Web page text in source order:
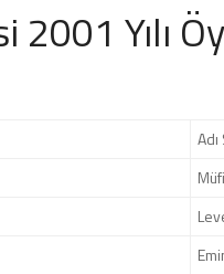
Yılı
Adı